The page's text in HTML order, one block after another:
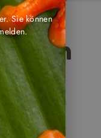
im
Sie können